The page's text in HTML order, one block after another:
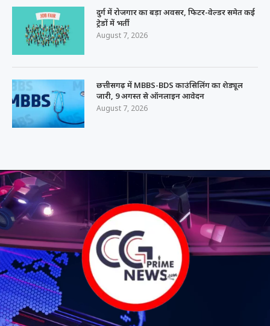
दुर्ग में रोजगार का बड़ा अवसर, फिटर-वेल्डर समेत कई
ट्रेडों में भर्ती
August 7, 2026
छत्तीसगढ़ में MBBS-BDS काउंसिलिंग का शेड्यूल
जारी, 9 अगस्त से ऑनलाइन आवेदन
August 7, 2026